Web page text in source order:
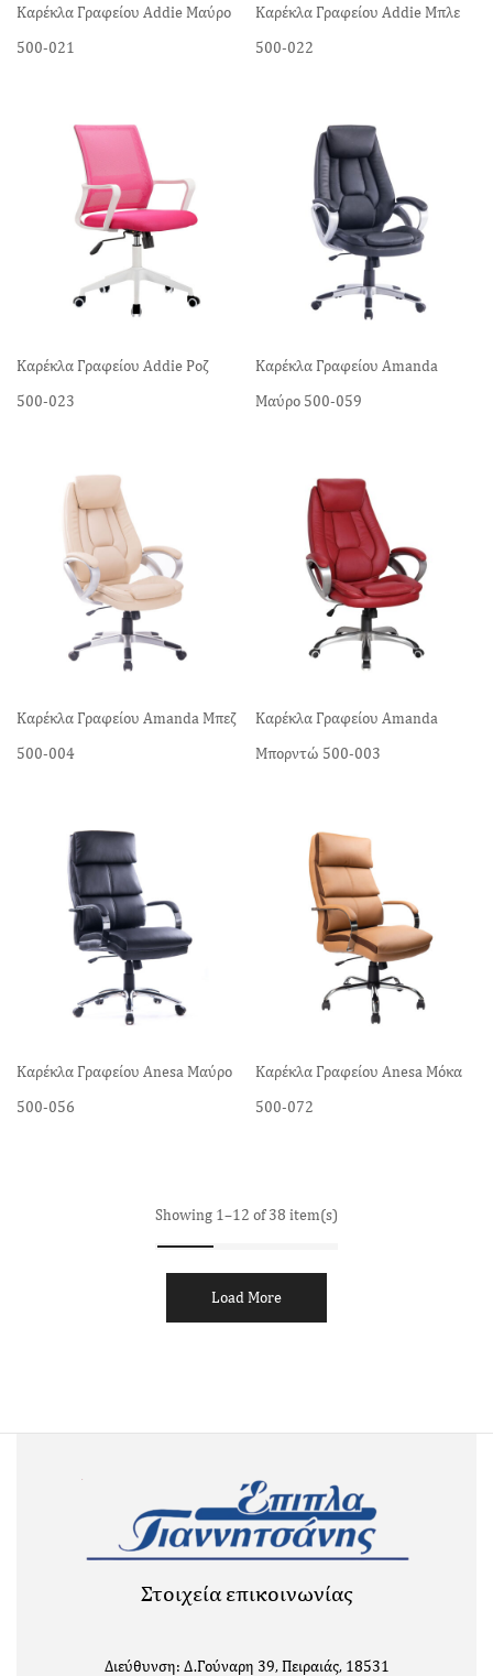
Καρέκλα Γραφείου Addie Μαύρο
500-021
Καρέκλα Γραφείου Addie Μπλε
500-022
Καρέκλα Γραφείου Addie Ροζ
500-023
Καρέκλα Γραφείου Amanda
Mαύρο 500-059
Καρέκλα Γραφείου Amanda Mπεζ
500-004
Καρέκλα Γραφείου Amanda
Mπορντώ 500-003
Καρέκλα Γραφείου Anesa Μαύρο
500-056
Καρέκλα Γραφείου Anesa Μόκα
500-072
Showing 1–12 of 38 item(s)
Load More
Στοιχεία επικοινωνίας
Διεύθυνση: Δ.Γούναρη 39, Πειραιάς, 18531